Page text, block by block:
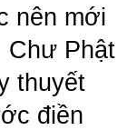
nên mới
Chư Phật
thuyết
điền